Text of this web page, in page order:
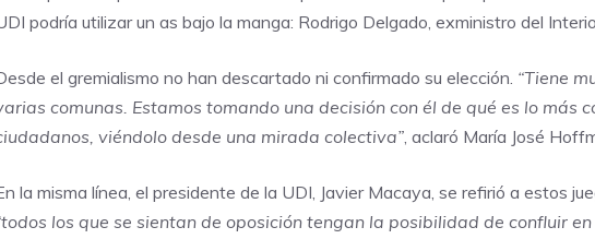
podría utilizar un as bajo la manga: Rodrigo Delgado, exministro del
el gremialismo no han descartado ni confirmado su elección. “Tiene
comunas. Estamos tomando una decisión con él de qué es lo más
viéndolo desde una mirada colectiva”, aclaró María José
la misma línea, el presidente de la UDI, Javier Macaya, se refirió a estos
los que se sientan de oposición tengan la posibilidad de confluir